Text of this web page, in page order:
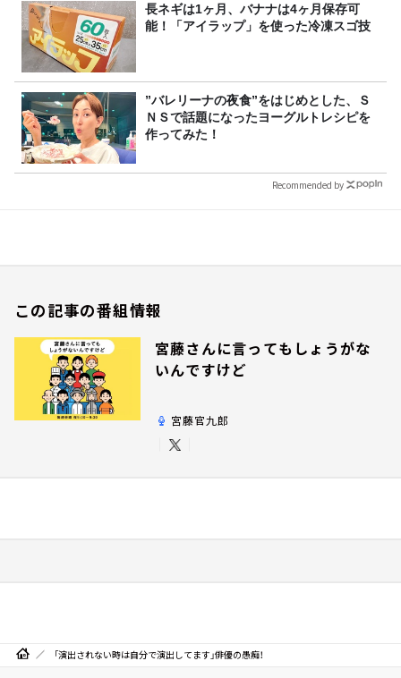
長ネギは1ヶ月、バナナは4ヶ月保存可
能！「アイラップ」を使った冷凍スゴ技
”バレリーナの夜食”をはじめとした、Ｓ
ＮＳで話題になったヨーグルトレシピを
作ってみた！
Recommended by
この記事の番組情報
宮藤さんに言ってもしょうがな
いんですけど
宮藤官九郎
「演出されない時は自分で演出してます」俳優の愚痴！